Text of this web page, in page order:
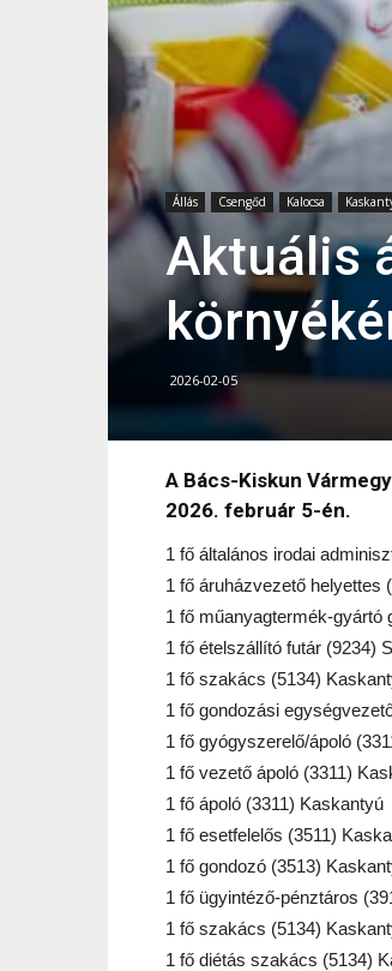
Állás Csengőd Kalocsa
Aktuális
2026-02-05
A Bács-Kiskun
2026. február 5-én.
1 fő általános irodai
1 fő áruházvezető helyettes
1 fő műanyagtermék-gyártó
1 fő ételszállító futár (9234)
1 fő szakács (5134)
1 fő gondozási
1 fő gyógyszerelő/ápoló
1 fő vezető ápoló (3311)
1 fő ápoló (3311) Kaskantyú
1 fő esetfelelős (3511)
1 fő gondozó (3513)
1 fő ügyintéző-pénztáros
1 fő szakács (5134)
1 fő diétás szakács (5134)